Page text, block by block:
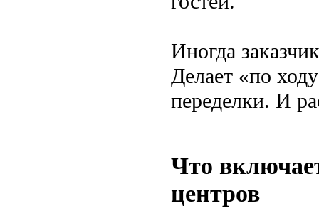
Иногда
Делает «по
переделки. И
Что
центров